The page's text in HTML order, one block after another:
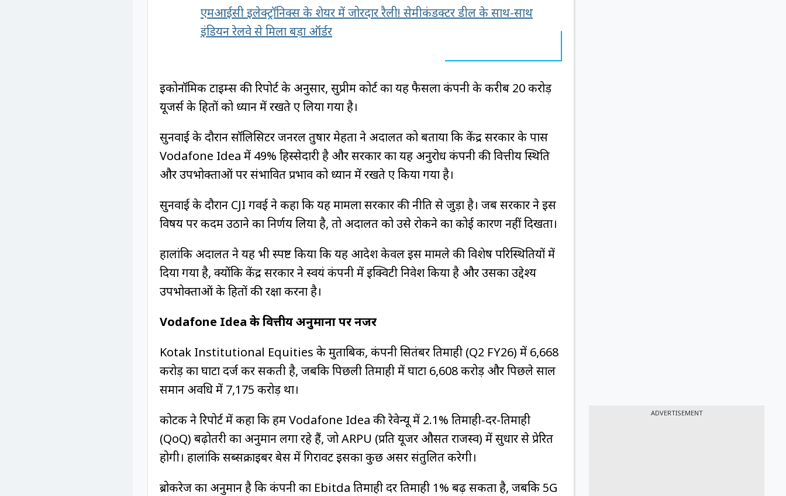
एमआईसी इलेक्ट्रॉनिक्स के शेयर में जोरदार रैली! सेमीकंडक्टर डील के साथ-साथ
इंडियन रेलवे से मिला बड़ा ऑर्डर
इकोनॉमिक टाइम्स की रिपोर्ट के अनुसार, सुप्रीम कोर्ट का यह फैसला कंपनी के करीब 20 करोड़
यूजर्स के हितों को ध्यान में रखते हुए लिया गया है।
सुनवाई के दौरान सॉलिसिटर जनरल तुषार मेहता ने अदालत को बताया कि केंद्र सरकार के पास
Vodafone Idea में 49% हिस्सेदारी है और सरकार का यह अनुरोध कंपनी की वित्तीय स्थिति
और उपभोक्ताओं पर संभावित प्रभाव को ध्यान में रखते हुए किया गया है।
सुनवाई के दौरान CJI गवई ने कहा कि यह मामला सरकार की नीति से जुड़ा है। जब सरकार ने इस
विषय पर कदम उठाने का निर्णय लिया है, तो अदालत को उसे रोकने का कोई कारण नहीं दिखता।
हालांकि अदालत ने यह भी स्पष्ट किया कि यह आदेश केवल इस मामले की विशेष परिस्थितियों में
दिया गया है, क्योंकि केंद्र सरकार ने स्वयं कंपनी में इक्विटी निवेश किया है और उसका उद्देश्य
उपभोक्ताओं के हितों की रक्षा करना है।
Vodafone Idea के वित्तीय अनुमानों पर नजर
Kotak Institutional Equities के मुताबिक, कंपनी सितंबर तिमाही (Q2 FY26) में ₹6,668
करोड़ का घाटा दर्ज कर सकती है, जबकि पिछली तिमाही में घाटा ₹6,608 करोड़ और पिछले साल
समान अवधि में ₹7,175 करोड़ था।
कोटक ने रिपोर्ट में कहा कि हम Vodafone Idea की रेवेन्यू में 2.1% तिमाही-दर-तिमाही
(QoQ) बढ़ोतरी का अनुमान लगा रहे हैं, जो ARPU (प्रति यूजर औसत राजस्व) में सुधार से प्रेरित
होगी। हालांकि सब्सक्राइबर बेस में गिरावट इसका कुछ असर संतुलित करेगी।
ब्रोकरेज का अनुमान है कि कंपनी का Ebitda तिमाही दर तिमाही 1% बढ़ सकता है, जबकि 5G
ADVERTISEMENT